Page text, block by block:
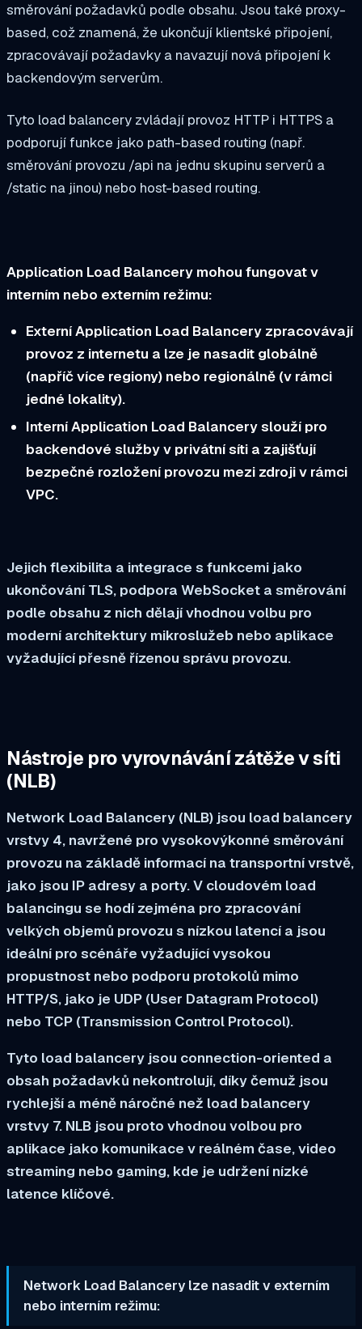
směrování požadavků podle obsahu. Jsou také proxy-
based, což znamená, že ukončují klientské připojení,
zpracovávají požadavky a navazují nová připojení k
backendovým serverům.
Tyto load balancery zvládají provoz HTTP i HTTPS a
podporují funkce jako path-based routing (např.
směrování provozu /api na jednu skupinu serverů a
/static na jinou) nebo host-based routing.
Application Load Balancery mohou fungovat v
interním nebo externím režimu:
Externí Application Load Balancery zpracovávají
provoz z internetu a lze je nasadit globálně
(napříč více regiony) nebo regionálně (v rámci
jedné lokality).
Interní Application Load Balancery slouží pro
backendové služby v privátní síti a zajišťují
bezpečné rozložení provozu mezi zdroji v rámci
VPC.
Jejich flexibilita a integrace s funkcemi jako
ukončování TLS, podpora WebSocket a směrování
podle obsahu z nich dělají vhodnou volbu pro
moderní architektury mikroslužeb nebo aplikace
vyžadující přesně řízenou správu provozu.
Nástroje pro vyrovnávání zátěže v síti
(NLB)
Network Load Balancery (NLB) jsou load balancery
vrstvy 4, navržené pro vysokovýkonné směrování
provozu na základě informací na transportní vrstvě,
jako jsou IP adresy a porty. V cloudovém load
balancingu se hodí zejména pro zpracování
velkých objemů provozu s nízkou latencí a jsou
ideální pro scénáře vyžadující vysokou
propustnost nebo podporu protokolů mimo
HTTP/S, jako je UDP (User Datagram Protocol)
nebo TCP (Transmission Control Protocol).
Tyto load balancery jsou connection-oriented a
obsah požadavků nekontrolují, díky čemuž jsou
rychlejší a méně náročné než load balancery
vrstvy 7. NLB jsou proto vhodnou volbou pro
aplikace jako komunikace v reálném čase, video
streaming nebo gaming, kde je udržení nízké
latence klíčové.
Network Load Balancery lze nasadit v externím
nebo interním režimu: